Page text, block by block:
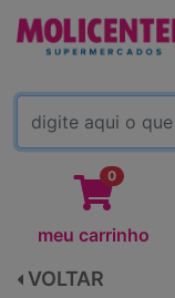
MOLICENTER
0
meu carrinho
VOLTAR